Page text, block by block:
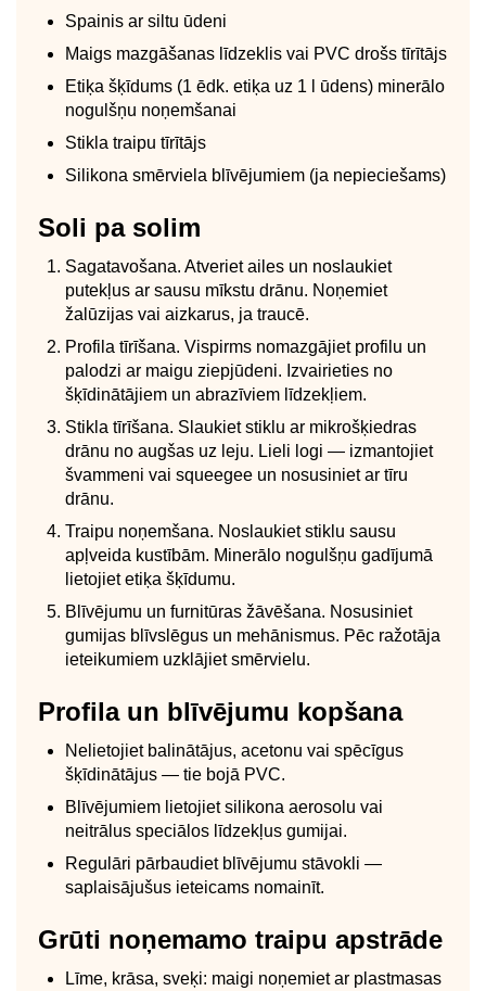
Spainis ar siltu ūdeni
Maigs mazgāšanas līdzeklis vai PVC drošs tīrītājs
Etiķa šķīdums (1 ēdk. etiķa uz 1 l ūdens) minerālo
nogulšņu noņemšanai
Stikla traipu tīrītājs
Silikona smērviela blīvējumiem (ja nepieciešams)
Soli pa solim
Sagatavošana. Atveriet ailes un noslaukiet
putekļus ar sausu mīkstu drānu. Noņemiet
žalūzijas vai aizkarus, ja traucē.
Profila tīrīšana. Vispirms nomazgājiet profilu un
palodzi ar maigu ziepjūdeni. Izvairieties no
šķīdinātājiem un abrazīviem līdzekļiem.
Stikla tīrīšana. Slaukiet stiklu ar mikrošķiedras
drānu no augšas uz leju. Lieli logi — izmantojiet
švammeni vai squeegee un nosusiniet ar tīru
drānu.
Traipu noņemšana. Noslaukiet stiklu sausu
apļveida kustībām. Minerālo nogulšņu gadījumā
lietojiet etiķa šķīdumu.
Blīvējumu un furnitūras žāvēšana. Nosusiniet
gumijas blīvslēgus un mehānismus. Pēc ražotāja
ieteikumiem uzklājiet smērvielu.
Profila un blīvējumu kopšana
Nelietojiet balinātājus, acetonu vai spēcīgus
šķīdinātājus — tie bojā PVC.
Blīvējumiem lietojiet silikona aerosolu vai
neitrālus speciālos līdzekļus gumijai.
Regulāri pārbaudiet blīvējumu stāvokli —
saplaisājušus ieteicams nomainīt.
Grūti noņemamo traipu apstrāde
Līme, krāsa, sveķi: maigi noņemiet ar plastmasas